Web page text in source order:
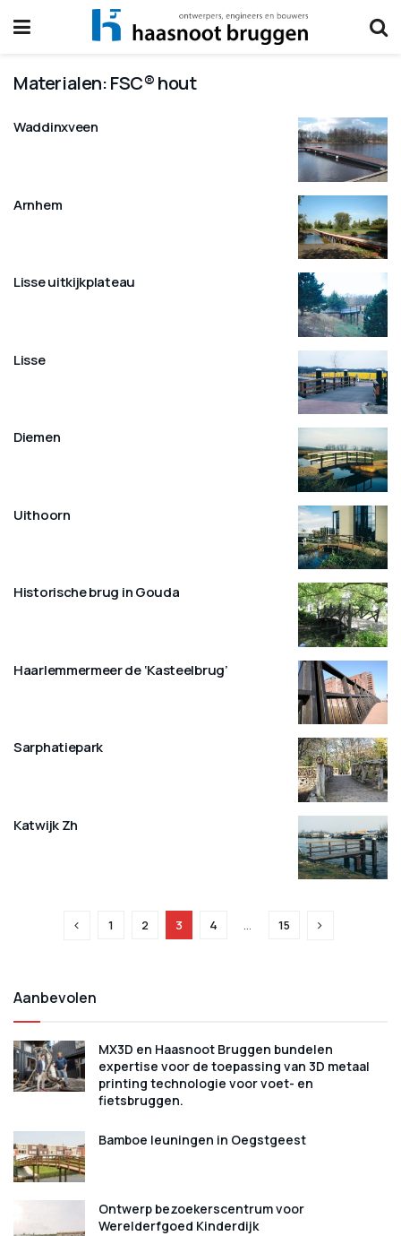
Materialen:FSC® hout
Waddinxveen
Arnhem
Lisse uitkijkplateau
Lisse
Diemen
Uithoorn
Historische brug in Gouda
Haarlemmermeer de ‘Kasteelbrug’
Sarphatiepark
Katwijk Zh
1 2 3 4 … 15
Aanbevolen
MX3D en Haasnoot Bruggen bundelen
expertise voor de toepassing van 3D metaal
printing technologie voor voet- en
fietsbruggen.
Bamboe leuningen in Oegstgeest
Ontwerp bezoekerscentrum voor
Werelderfgoed Kinderdijk